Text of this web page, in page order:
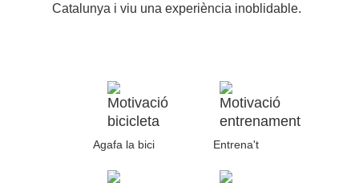
Catalunya i viu una experiència inoblidable.
Agafa la bici Entrena't